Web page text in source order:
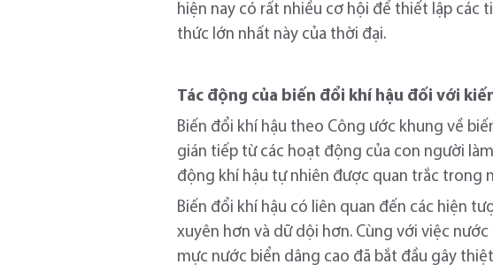
hiện nay có rất nhiều cơ hội để thiết lập
thức lớn nhất này của thời đại.
Tác động của biến đổi khí hậu đối với
Biến đổi khí hậu theo Công ước khung về
gián tiếp từ các hoạt động của con người
động khí hậu tự nhiên được quan trắc trong
Biến đổi khí hậu có liên quan đến các hiện
xuyên hơn và dữ dội hơn. Cùng với việc
mực nước biển dâng cao đã bắt đầu gây